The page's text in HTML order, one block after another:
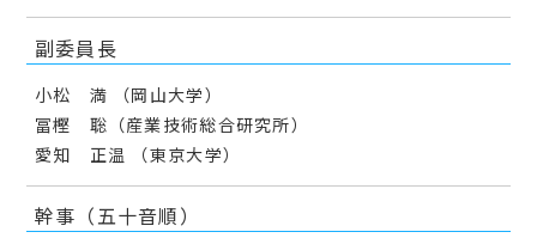
副委員長
小松 満 （岡山大学）
冨樫 聡（産業技術総合研究所）
愛知 正温 （東京大学）
幹事（五十音順）